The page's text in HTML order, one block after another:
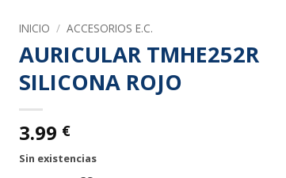
INICIO / ACCESORIOS E.C.
AURICULAR TMHE252R
SILICONA ROJO
3.99 €
Sin existencias